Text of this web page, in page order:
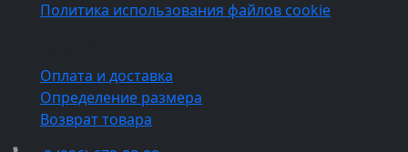
Политика использования файлов cookie
Оплата и доставка
Определение размера
Возврат товара